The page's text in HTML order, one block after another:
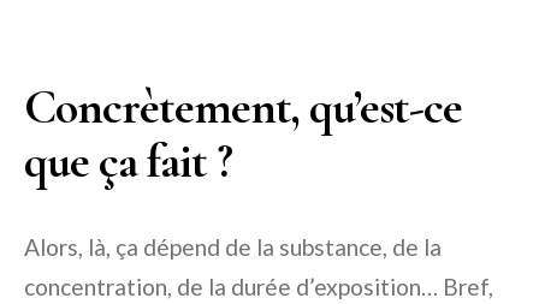
Concrètement, qu’est-ce
que ça fait ? ‍
Alors, là, ça dépend de la substance, de la
concentration, de la durée d’exposition… Bref,